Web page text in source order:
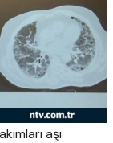
aşı